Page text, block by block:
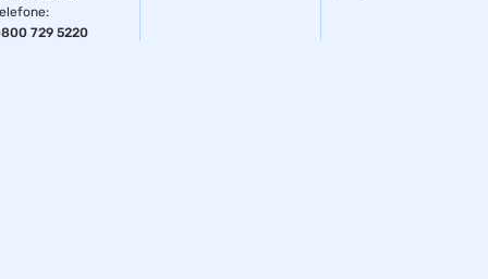
:
729 5220